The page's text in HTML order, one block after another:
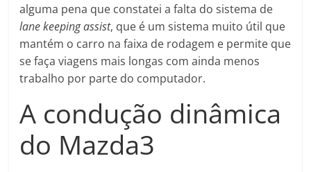
alguma pena que constatei a falta do sistema de
lane keeping assist, que é um sistema muito útil que
mantém o carro na faixa de rodagem e permite que
se faça viagens mais longas com ainda menos
trabalho por parte do computador.
A condução dinâmica
do Mazda3